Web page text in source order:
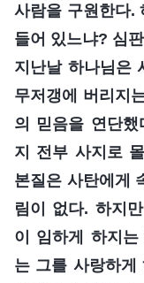
사람을 구원한다.
들어 있느냐? 심
지난날 하나님은
무저갱에 버리지
의 믿음을 연단
지 전부 사지로
본질은 사탄에게
림이 없다. 하지
이 임하게 하지
는 그를 사랑하게